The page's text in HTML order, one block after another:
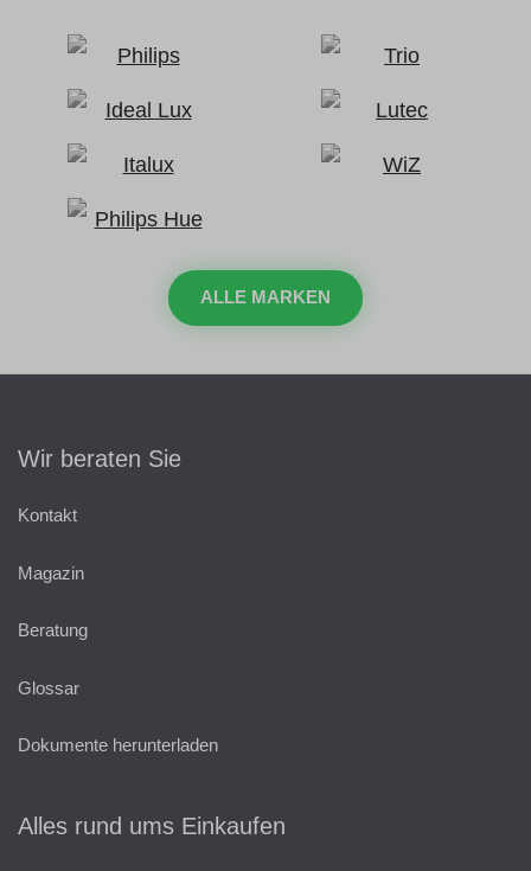
ALLE MARKEN
Wir beraten Sie
Kontakt
Magazin
Beratung
Glossar
Dokumente herunterladen
Alles rund ums Einkaufen